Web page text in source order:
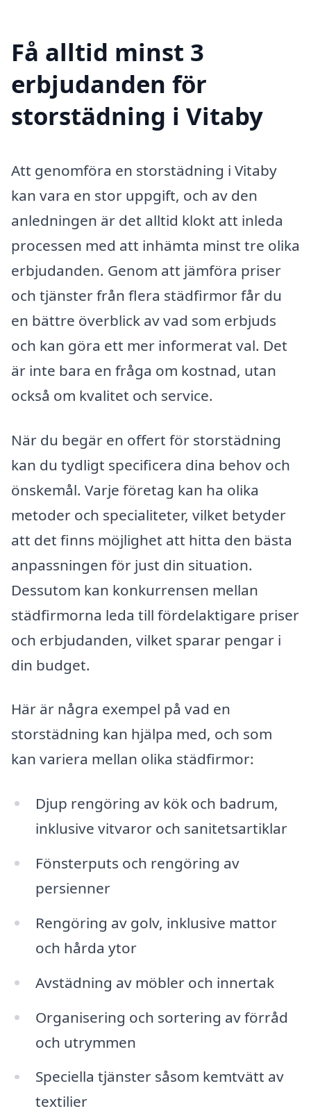
Få alltid minst 3
erbjudanden för
storstädning i Vitaby
Att genomföra en storstädning i Vitaby
kan vara en stor uppgift, och av den
anledningen är det alltid klokt att inleda
processen med att inhämta minst tre olika
erbjudanden. Genom att jämföra priser
och tjänster från flera städfirmor får du
en bättre överblick av vad som erbjuds
och kan göra ett mer informerat val. Det
är inte bara en fråga om kostnad, utan
också om kvalitet och service.
När du begär en offert för storstädning
kan du tydligt specificera dina behov och
önskemål. Varje företag kan ha olika
metoder och specialiteter, vilket betyder
att det finns möjlighet att hitta den bästa
anpassningen för just din situation.
Dessutom kan konkurrensen mellan
städfirmorna leda till fördelaktigare priser
och erbjudanden, vilket sparar pengar i
din budget.
Här är några exempel på vad en
storstädning kan hjälpa med, och som
kan variera mellan olika städfirmor:
Djup rengöring av kök och badrum,
inklusive vitvaror och sanitetsartiklar
Fönsterputs och rengöring av
persienner
Rengöring av golv, inklusive mattor
och hårda ytor
Avstädning av möbler och innertak
Organisering och sortering av förråd
och utrymmen
Speciella tjänster såsom kemtvätt av
textilier